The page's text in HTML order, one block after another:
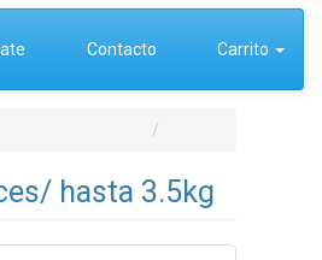
Contacto Carrito
hasta 3.5kg